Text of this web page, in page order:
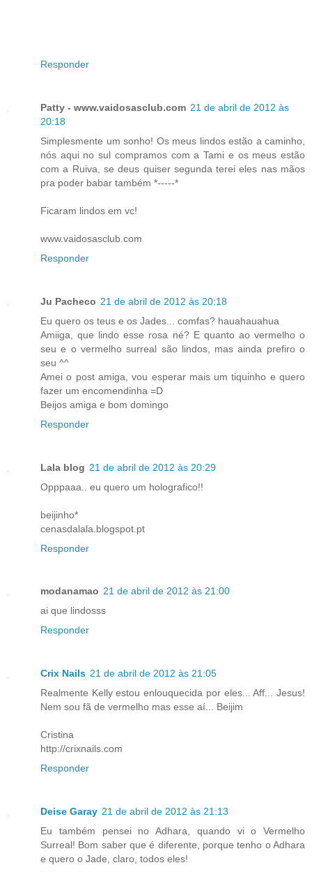
Responder
Patty - www.vaidosasclub.com 21 de abril de 2012 às
20:18
Simplesmente um sonho! Os meus lindos estão a caminho,
nós aqui no sul compramos com a Tami e os meus estão
com a Ruiva, se deus quiser segunda terei eles nas mãos
pra poder babar também *-----*
Ficaram lindos em vc!
www.vaidosasclub.com
Responder
Ju Pacheco 21 de abril de 2012 às 20:18
Eu quero os teus e os Jades... comfas? hauahauahua
Amiiga, que lindo esse rosa né? E quanto ao vermelho o
seu e o vermelho surreal são lindos, mas ainda prefiro o
seu ^^
Amei o post amiga, vou esperar mais um tiquinho e quero
fazer um encomendinha =D
Beijos amiga e bom domingo
Responder
Lala blog 21 de abril de 2012 às 20:29
Opppaaa.. eu quero um holografico!!
beijinho*
cenasdalala.blogspot.pt
Responder
modanamao 21 de abril de 2012 às 21:00
ai que lindosss
Responder
Crix Nails 21 de abril de 2012 às 21:05
Realmente Kelly estou enlouquecida por eles... Aff... Jesus!
Nem sou fã de vermelho mas esse aí... Beijim
Cristina
http://crixnails.com
Responder
Deise Garay 21 de abril de 2012 às 21:13
Eu também pensei no Adhara, quando vi o Vermelho
Surreal! Bom saber que é diferente, porque tenho o Adhara
e quero o Jade, claro, todos eles!